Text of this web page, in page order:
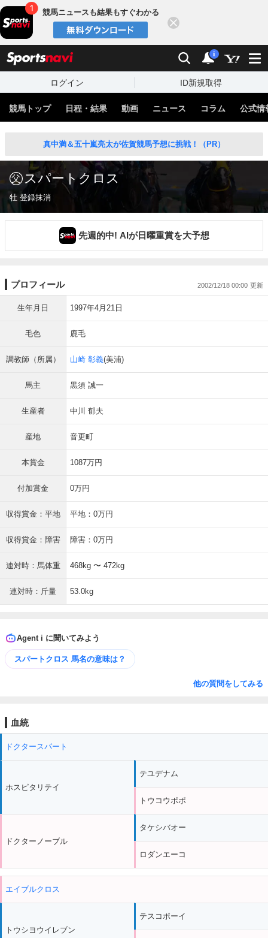
競馬ニュースも結果もすぐわかる
検索 通知
i
ログイン ID新規取得
競馬トップ 日程・結果 動画 ニュース コラム 公式情
真中満＆五十嵐亮太が佐賀競馬予想に挑戦！（PR）
スパートクロス
牡 登録抹消
先週的中! AIが日曜重賞を大予想
プロフィール 2002/12/18 00:00
生年月日 1997年4月21日
毛色 鹿毛
調教師（所属） 山崎 彰義(美浦)
馬主 黒須 誠一
生産者 中川 郁夫
産地 音更町
本賞金 1087万円
付加賞金 0万円
収得賞金：平地 平地：0万円
収得賞金：障害 障害：0万円
連対時：馬体重 468kg 〜 472kg
連対時：斤量 53.0kg
Agent i に聞いてみよう
スパートクロス 馬名の意味は？
他の質問をしてみる
血統
ドクタースパート
ホスピタリテイ
ドクターノーブル
テユデナム
トウコウポポ
タケシバオー
ロダンエーコ
エイブルクロス
トウシヨウイレブン
テスコボーイ